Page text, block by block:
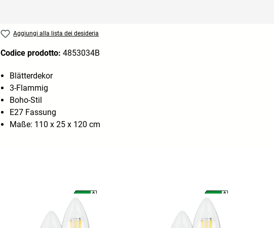
Aggiungi alla lista dei desideria
Codice prodotto: 4853034B
Blätterdekor
3-Flammig
Boho-Stil
E27 Fassung
Maße: 110 x 25 x 120 cm
A
A